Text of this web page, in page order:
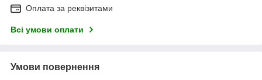
Оплата за реквізитами
Всі умови оплати
Умови повернення